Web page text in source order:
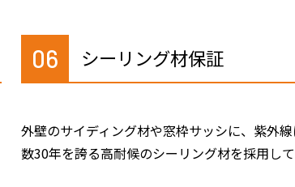
06 シーリング材保証
外壁のサイディング材や窓枠サッシに、紫外
数30年を誇る高耐候のシーリング材を採用して